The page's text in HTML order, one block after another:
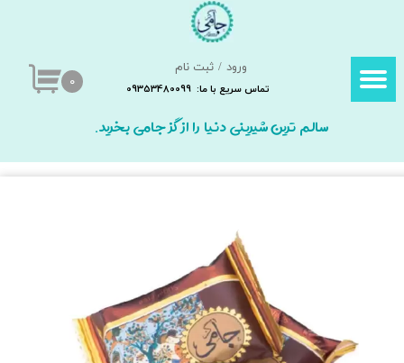
ورود / ثبت نام
تغییر گذر واژه
خروج از حساب کاربری
تماس سریع با ما: 09353480099 ۰
سالم ترین شیرینی دنیا را از گز جامی بخرید.